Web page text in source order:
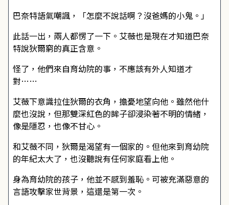
巴奈特語氣嘲諷，「怎麼不說話啊？沒爸媽的小鬼。」
此話一出，兩人都愣了一下。艾薇也是現在才知道巴奈
特說狄爾窮的真正含意。
怪了，他們來自育幼院的事，不應該有外人知道才
對……
艾薇下意識拉住狄爾的衣角，擔憂地望向他。雖然他什
麼也沒說，但那雙深紅色的眸子卻浸染著不明的情緒，
像是隱忍，也像不甘心。
和艾薇不同，狄爾是渴望有一個家的。但他來到育幼院
的年紀太大了，也沒聽說有任何家庭看上他。
身為育幼院的孩子，他並不感到羞恥。可被充滿惡意的
言語攻擊家世背景，這還是第一次。